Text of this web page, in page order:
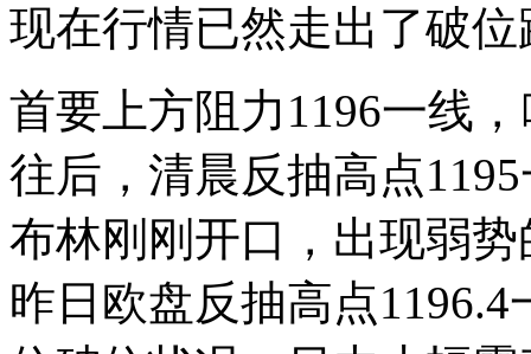
现在行情已然走出了破
首要上方阻力1196一线
往后，清晨反抽高点
布林刚刚开口，出现弱
昨日欧盘反抽高点